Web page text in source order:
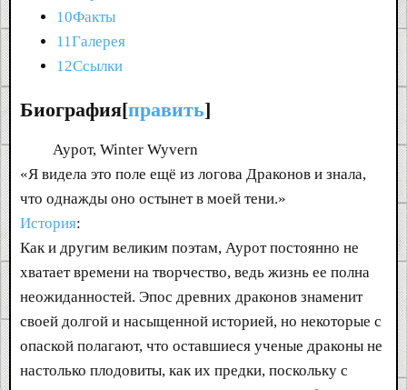
10Факты
11Галерея
12Ссылки
Биография[править]
Аурот, Winter Wyvern
«Я видела это поле ещё из логова Драконов и знала,
что однажды оно остынет в моей тени.»
История:
Как и другим великим поэтам, Аурот постоянно не
хватает времени на творчество, ведь жизнь ее полна
неожиданностей. Эпос древних драконов знаменит
своей долгой и насыщенной историей, но некоторые с
опаской полагают, что оставшиеся ученые драконы не
настолько плодовиты, как их предки, поскольку с